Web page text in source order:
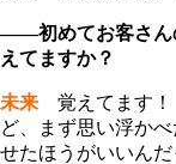
――初めてお客さん
えてますか？
未来
覚えてます
ど、まず思い浮か
せたほうがいいん